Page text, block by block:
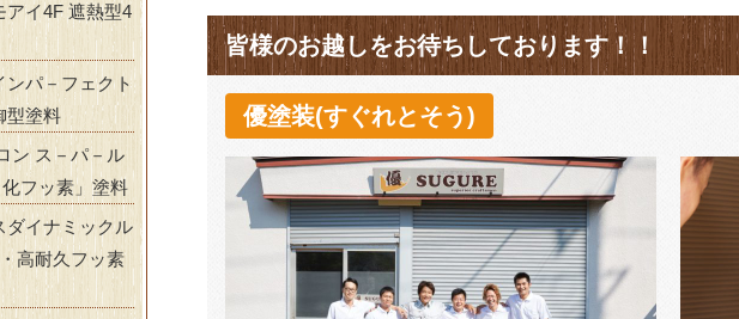
皆様のお越しをお待ちしております！！
優塗装(すぐれとそう)
アイ4F 遮熱型4
ンパ－フェクト
型塗料
ン ス－パ－ル
フッ素」塗料
ダイナミックル
高耐久フッ素